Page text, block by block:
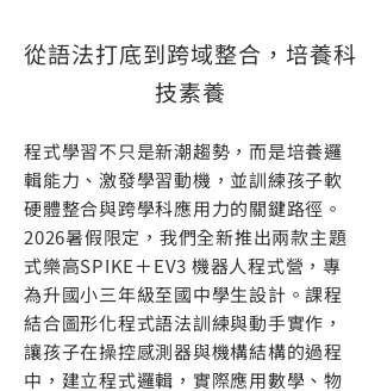
從語法打底到跨域整合，培養科
技素養
程式學習不只是新潮趨勢，而是培養邏
輯能力、激發學習動機，並訓練孩子軟
硬體整合與跨學科應用力的關鍵路徑。
2026暑假限定，我們全新推出兩款主題
式樂高SPIKE＋EV3 機器人程式營，專
為升國小三年級至國中學生設計。課程
結合圖形化程式語法訓練與動手實作，
讓孩子在操控感測器與機構結構的過程
中，建立程式邏輯，實際應用數學、物